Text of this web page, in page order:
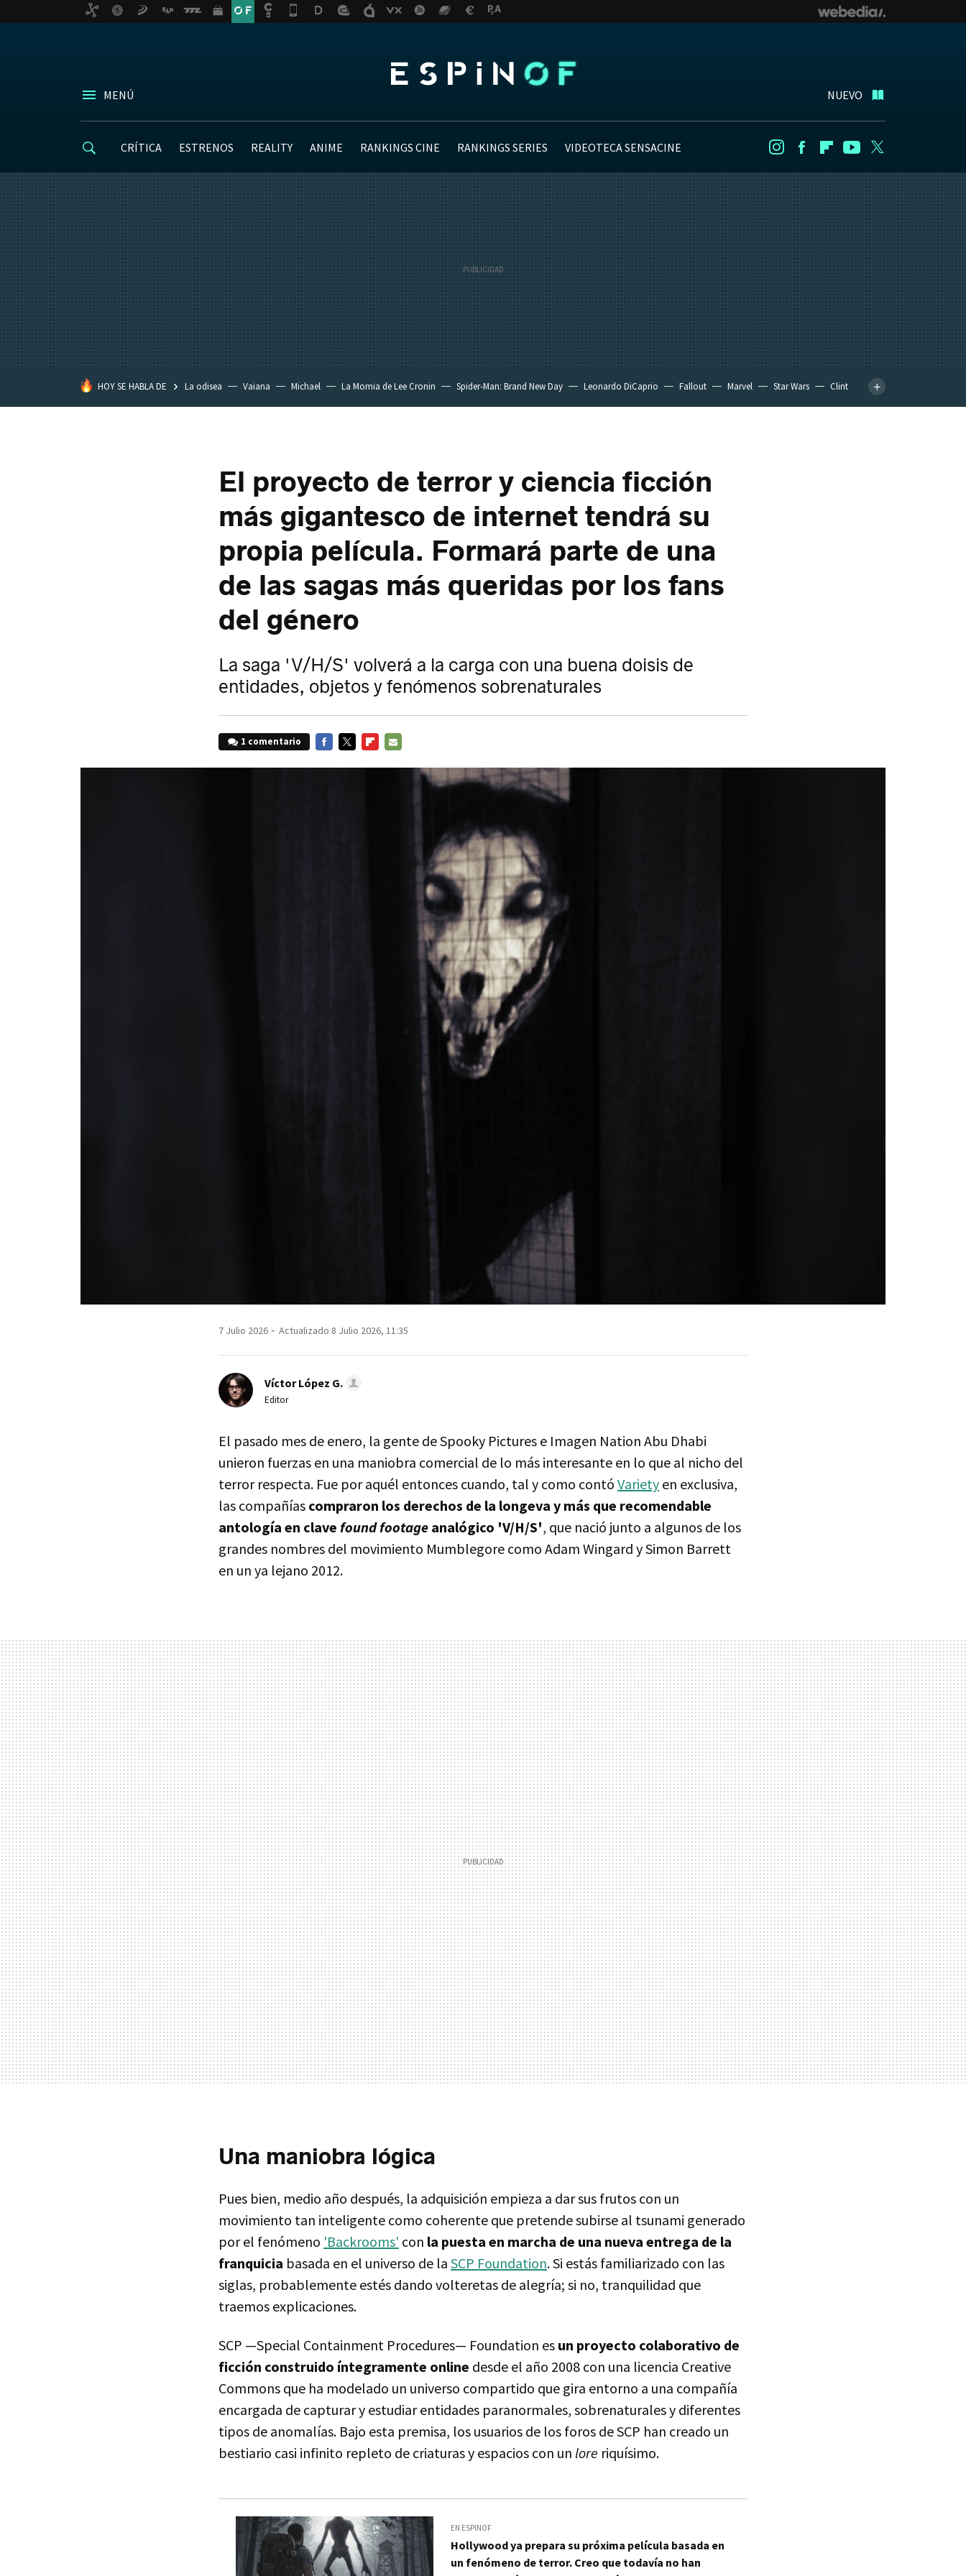
MENÚ NUEVO
CRÍTICA ESTRENOS REALITY ANIME RANKINGS CINE RANKINGS SERIES VIDEOTECA SENSACINE InstagramFacebookFlipboard
Youtube
HOY SE HABLA DE La odisea Vaiana Michael La Momia de Lee Cronin Spider-Man: Brand New Day Leonardo DiCaprio Fallout Marvel Star Wars
Clint
El proyecto de terror y ciencia ficción
más gigantesco de internet tendrá su
propia película. Formará parte de una
de las sagas más queridas por los fans
del género
La saga 'V/H/S' volverá a la carga con una buena doisis de
entidades, objetos y fenómenos sobrenaturales
1 comentario
7 Julio 2026 Actualizado 8 Julio 2026, 11:35
Víctor López G.
Editor
El pasado mes de enero, la gente de Spooky Pictures e Imagen Nation Abu Dhabi
unieron fuerzas en una maniobra comercial de lo más interesante en lo que al nicho del
terror respecta. Fue por aquél entonces cuando, tal y como contó Variety en exclusiva,
las compañías compraron los derechos de la longeva y más que recomendable
antología en clave found footage analógico 'V/H/S', que nació junto a algunos de los
grandes nombres del movimiento Mumblegore como Adam Wingard y Simon Barrett
en un ya lejano 2012.
Una maniobra lógica
Pues bien, medio año después, la adquisición empieza a dar sus frutos con un
movimiento tan inteligente como coherente que pretende subirse al tsunami generado
por el fenómeno 'Backrooms' con la puesta en marcha de una nueva entrega de la
franquicia basada en el universo de la SCP Foundation. Si estás familiarizado con las
siglas, probablemente estés dando volteretas de alegría; si no, tranquilidad que
traemos explicaciones.
SCP —Special Containment Procedures— Foundation es un proyecto colaborativo de
ficción construido íntegramente online desde el año 2008 con una licencia Creative
Commons que ha modelado un universo compartido que gira entorno a una compañía
encargada de capturar y estudiar entidades paranormales, sobrenaturales y diferentes
tipos de anomalías. Bajo esta premisa, los usuarios de los foros de SCP han creado un
bestiario casi infinito repleto de criaturas y espacios con un lore riquísimo.
EN ESPINOF
Hollywood ya prepara su próxima película basada en
un fenómeno de terror. Creo que todavía no han